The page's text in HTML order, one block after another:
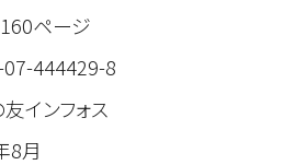
ページ
444429-8
インフォス
8月